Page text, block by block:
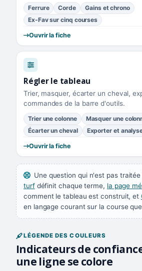
Ferrure Corde
Gains et chrono
Ex-Fav sur cinq courses
Ouvrir la fiche
Régler le tableau
Trier, masquer, écarter un cheval,
commandes de la barre d'outils.
Trier une colonne
Masquer une
Écarter un cheval
Exporter et
Ouvrir la fiche
Une question qui n'est pas traitée
turfdéfinit chaque terme, la page
comment le tableau est construit, et
en langage courant sur la course
LÉGENDE DES COULEURS
Indicateurs de
une ligne se colore